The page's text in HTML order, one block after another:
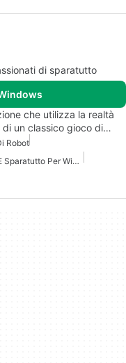
di sparatutto
che utilizza la realtà
un classico gioco di…
Robot
Giochi Di Azione E Sparatutto Per Windows 7